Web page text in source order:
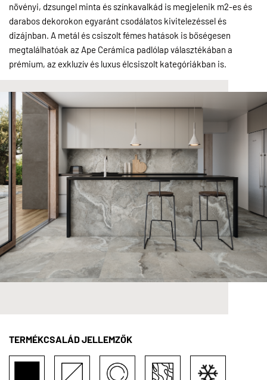
növényi, dzsungel minta és színkavalkád is megjelenik m2-es és
darabos dekorokon egyaránt csodálatos kivitelezéssel és
dizájnban. A metál és csiszolt fémes hatások is bőségesen
megtalálhatóak az Ape Cerámica padlólap választékában a
prémium, az exkluzív és luxus élcsiszolt kategóriákban is.
TERMÉKCSALÁD JELLEMZŐK